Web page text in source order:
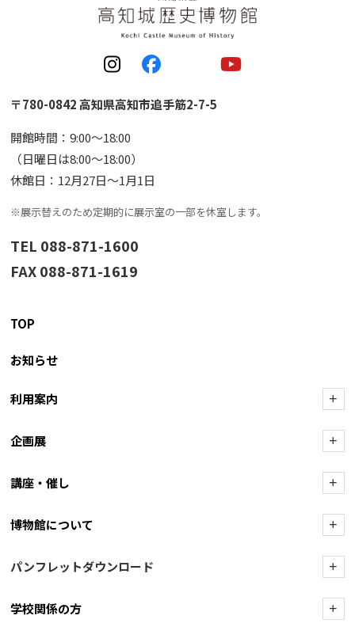
〒780-0842 高知県高知市追手筋2-7-5
開館時間：9:00〜18:00
（日曜日は8:00〜18:00）
休館日：12月27日〜1月1日
※展示替えのため定期的に展示室の一部を休室します。
TEL 088-871-1600
FAX 088-871-1619
TOP
お知らせ
利用案内 +
企画展 +
講座・催し +
博物館について +
パンフレットダウンロード +
学校関係の方 +